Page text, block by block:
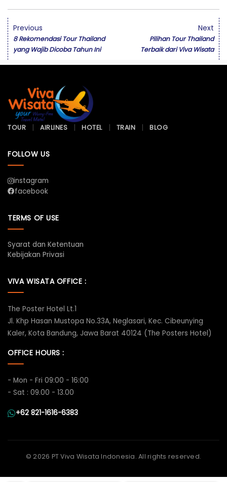
Previous
8 Rekomendasi Tour Thailand
yang Wajib Dicoba Tahun Ini
Next
Pilihan Tour Thailand
Terbaik dari Viva Wisata
TOUR AIRLINES HOTEL TRAIN BLOG
FOLLOW US
instagram
facebook
TERMS OF USE
Syarat dan Ketentuan
Kebijakan Privasi
VIVA WISATA OFFICE :
The Poster Hotel Lt.1
Jl. Khp Hasan Mustopa No.33A, Neglasari, Kec. Cibeunying
Kaler, Kota Bandung, Jawa Barat 40124 (The Posters Hotel)
OFFICE HOURS :
- Mon - Fri 09:00 - 16:00
- Sat : 09.00 - 13.00
+62 821-1616-6383
© 2026 PT Viva Wisata Indonesia. All rights reserved.